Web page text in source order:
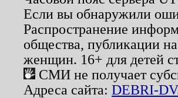
Если вы обнаружили
Распространение
общества, публикации
женщин. 16+ для детей
СМИ не получает
Адреса сайта: DEBRI-